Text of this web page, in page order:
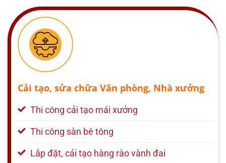
Cải tạo, sửa chữa Văn phòng, Nhà xưởng
Thi công cải tạo mái xưởng
Thi công sàn bê tông
Lắp đặt, cải tạo hàng rào vành đai